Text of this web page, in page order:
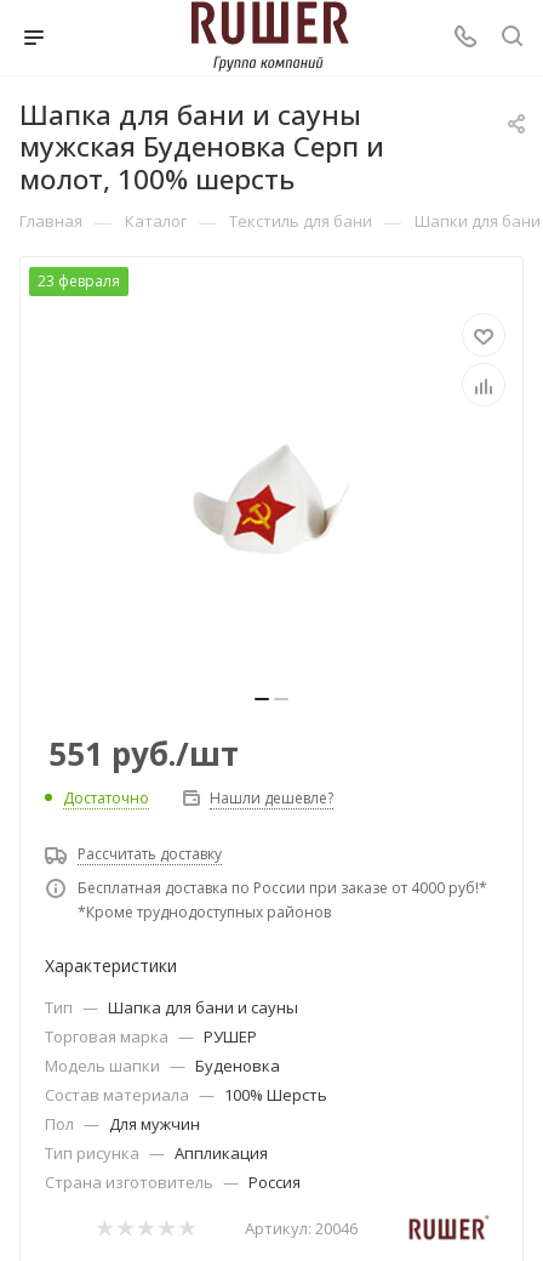
Шапка для бани и сауны
мужская Буденовка Серп и
молот, 100% шерсть
Главная — Каталог — Текстиль для бани — Шапки для бани
551 руб./шт
Достаточно Нашли дешевле?
Рассчитать доставку
Бесплатная доставка по России при заказе от 4000 руб!*
*Кроме труднодоступных районов
Характеристики
Тип — Шапка для бани и сауны
Торговая марка — РУШЕР
Модель шапки — Буденовка
Состав материала — 100% Шерсть
Пол — Для мужчин
Тип рисунка — Аппликация
Страна изготовитель — Россия
23 февраля
Артикул: 20046